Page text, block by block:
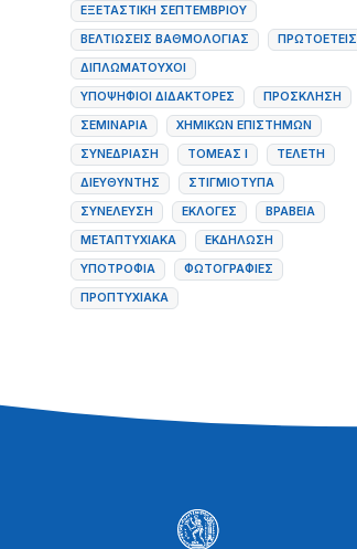
ΕΞΕΤΑΣΤΙΚΉ ΣΕΠΤΕΜΒΡΊΟΥ
ΒΕΛΤΙΏΣΕΙΣ ΒΑΘΜΟΛΟΓΊΑΣ
ΠΡΩΤΟΕΤΕΊΣ
ΔΙΠΛΩΜΑΤΟΎΧΟΙ
ΥΠΟΨΉΦΙΟΙ ΔΙΔΆΚΤΟΡΕΣ
ΠΡΌΣΚΛΗΣΗ
ΣΕΜΙΝΆΡΙΑ
ΧΗΜΙΚΏΝ ΕΠΙΣΤΗΜΏΝ
ΣΥΝΕΔΡΊΑΣΗ
ΤΟΜΈΑΣ Ι
ΤΕΛΕΤΉ
ΔΙΕΥΘΥΝΤΉΣ
ΣΤΙΓΜΙΌΤΥΠΑ
ΣΥΝΈΛΕΥΣΗ
ΕΚΛΟΓΈΣ
ΒΡΑΒΕΊΑ
ΜΕΤΑΠΤΥΧΙΑΚΆ
ΕΚΔΉΛΩΣΗ
ΥΠΟΤΡΟΦΊΑ
ΦΩΤΟΓΡΑΦΊΕΣ
ΠΡΟΠΤΥΧΙΑΚΆ